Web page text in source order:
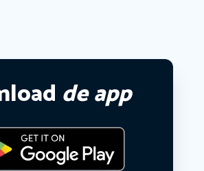
de app